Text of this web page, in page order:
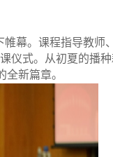
幕。课程指导教师
仪式。从初夏的播
新篇章。